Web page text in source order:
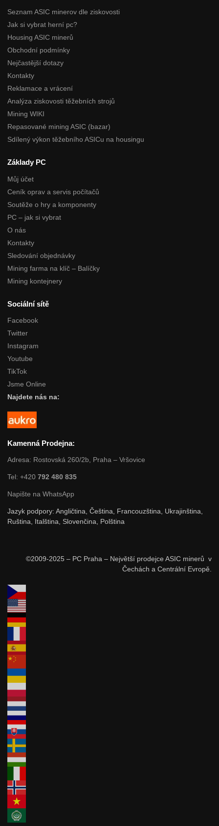
Seznam ASIC minerov dle ziskovosti
Jak si vybrat herní pc?
Housing ASIC minerů
Obchodní podmínky
Nejčastější dotazy
Kontakty
Reklamace a vrácení
Analýza ziskovosti těžebních strojů
Mining WIKI
Repasované mining ASIC (bazar)
Sdílený výkon těžebního ASICu na housingu
Základy PC
Můj účet
Ceník oprav a servis počítačů
Soutěže o hry a komponenty
PC – jak si vybrat
O nás
Kontakty
Sledování objednávky
Mining farma na klíč – Balíčky
Mining kontejnery
Sociální sítě
Facebook
Twitter
Instagram
Youtube
TikTok
Jsme Online
Najdete nás na:
Kamenná Prodejna:
Adresa: Rostovská 260/2b, Praha – Vršovice
Tel: +420 792 480 835
Napište na WhatsApp
Jazyk podpory: Angličtina, Čeština, Francouzština, Ukrajinština,
Ruština, Italština, Slovenčina, Polština
©2009-2025 – PC Praha – Největší prodejce ASIC minerů v
Čechách a Centrální Evropě.